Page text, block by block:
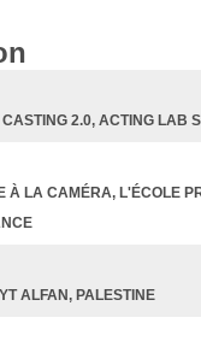
2.0, ACTING LAB
À LA CAMÉRA, L'ÉCOLE
ALFAN, PALESTINE